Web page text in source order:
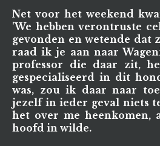
Net voor het weekend
'We hebben verontruste
gevonden en wetende dat
raad ik je aan naar
professor die daar zit,
gespecialiseerd in dit
was, zou ik daar naar
jezelf in ieder geval niets
het over me heenkomen,
hoofd in wilde.